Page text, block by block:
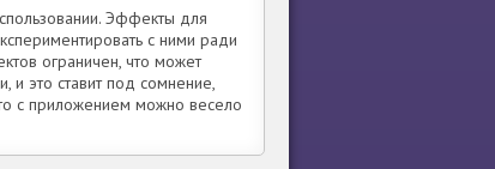
Эффекты для
с ними ради
ограничен, что может
и это ставит под сомнение,
с приложением можно весело